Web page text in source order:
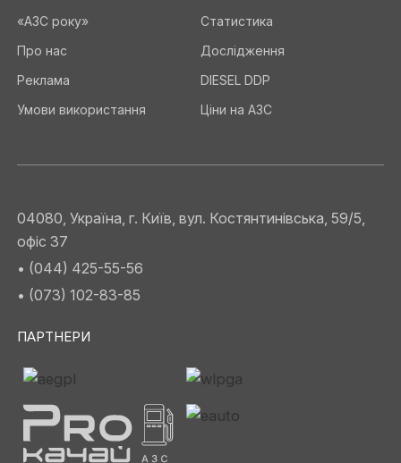
«АЗС року»
Про нас
Реклама
Умови використання
Статистика
Дослідження
DIESEL DDP
Ціни на АЗС
04080, Україна, г. Київ, вул. Костянтинівська, 59/5,
офіс 37
• (044) 425-55-56
• (073) 102-83-85
ПАРТНЕРИ